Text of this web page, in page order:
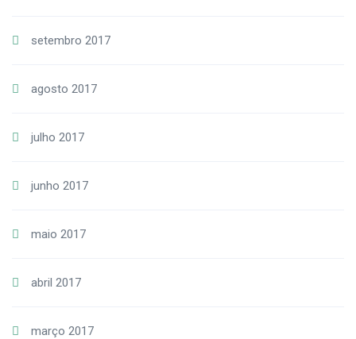
setembro 2017
agosto 2017
julho 2017
junho 2017
maio 2017
abril 2017
março 2017